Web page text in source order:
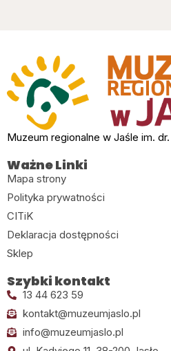
Muzeum regionalne w Jaśle im.
Ważne Linki
Mapa strony
Polityka prywatności
CITiK
Deklaracja dostępności
Sklep
Szybki kontakt
13 44 623 59
kontakt@muzeumjaslo.pl
info@muzeumjaslo.pl